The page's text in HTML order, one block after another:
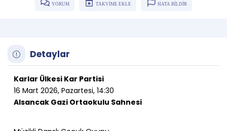
YORUM TAKVİME EKLE HATA BİLDİR
Detaylar
Karlar Ülkesi Kar Partisi
16 Mart 2026, Pazartesi, 14:30
Alsancak Gazi Ortaokulu Sahnesi